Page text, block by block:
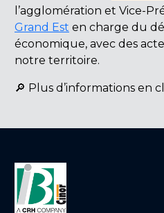
l’agglomération et Vice-
Grand Est en charge du
économique, avec des
notre territoire.
🔎 Plus d’informations en